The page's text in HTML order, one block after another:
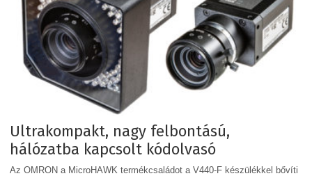
Ultrakompakt, nagy felbontású,
hálózatba kapcsolt kódolvasó
Az OMRON a MicroHAWK termékcsaládot a V440-F készülékkel bővíti